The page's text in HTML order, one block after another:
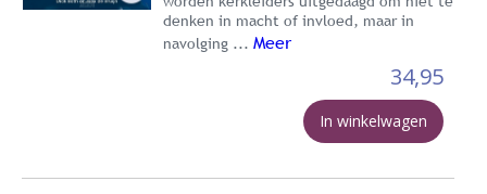
denken in macht of invloed, maar in
navolging ... Meer
34,95
In winkelwagen